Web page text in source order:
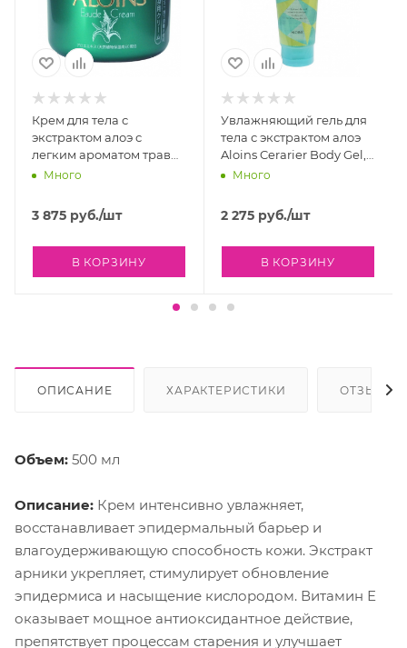
Крем для тела с
экстрактом алоэ с
легким ароматом трав
Aloins Eaude Cream, 185
Много
3 875 руб./шт
В КОРЗИНУ
Увлажняющий гель для
тела с экстрактом алоэ
Aloins Cerarier Body Gel,
200 гр
Много
2 275 руб./шт
В КОРЗИНУ
ОПИСАНИЕ ХАРАКТЕРИСТИКИ ОТЗЫВЫ
Объем: 500 мл
Описание: Крем интенсивно увлажняет,
восстанавливает эпидермальный барьер и
влагоудерживающую способность кожи. Экстракт
арники укрепляет, стимулирует обновление
эпидермиса и насыщение кислородом. Витамин Е
оказывает мощное антиоксидантное действие,
препятствует процессам старения и улучшает